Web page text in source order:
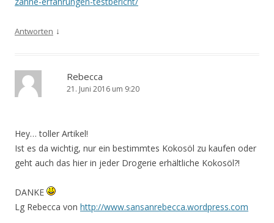
Antworten ↓
Rebecca
21. Juni 2016 um 9:20
Hey… toller Artikel!
Ist es da wichtig, nur ein bestimmtes Kokosöl zu kaufen oder
geht auch das hier in jeder Drogerie erhältliche Kokosöl?!
DANKE
Lg Rebecca von http://www.sansanrebecca.wordpress.com